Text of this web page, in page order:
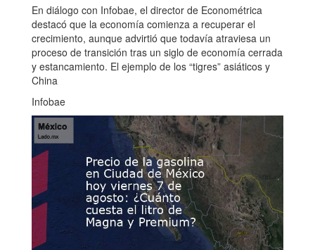
En diálogo con Infobae, el director de Econométrica
destacó que la economía comienza a recuperar el
crecimiento, aunque advirtió que todavía atraviesa un
proceso de transición tras un siglo de economía cerrada
y estancamiento. El ejemplo de los “tigres” asiáticos y
China
Infobae